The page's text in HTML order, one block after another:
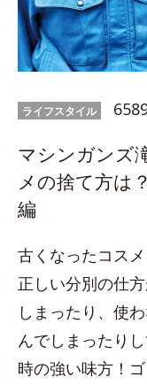
ライフスタイル
マシンガンズ
メの捨て方は
編
古くなったコス
正しい分別の仕
しまったり、使
んでしまったり
時の強い味方！